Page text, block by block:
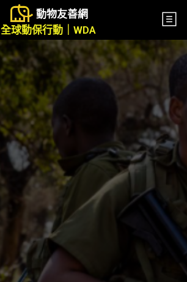
動物友善網
全球動保行動｜WDA